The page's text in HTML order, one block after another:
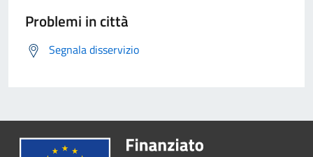
Problemi in città
Segnala disservizio